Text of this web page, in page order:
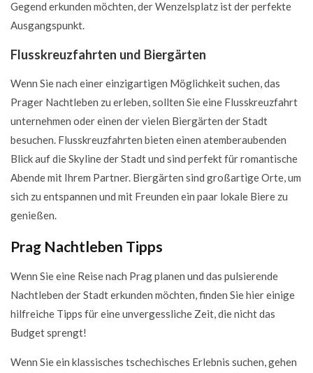
Gegend erkunden möchten, der Wenzelsplatz ist der perfekte
Ausgangspunkt.
Flusskreuzfahrten und Biergärten
Wenn Sie nach einer einzigartigen Möglichkeit suchen, das
Prager Nachtleben zu erleben, sollten Sie eine Flusskreuzfahrt
unternehmen oder einen der vielen Biergärten der Stadt
besuchen. Flusskreuzfahrten bieten einen atemberaubenden
Blick auf die Skyline der Stadt und sind perfekt für romantische
Abende mit Ihrem Partner. Biergärten sind großartige Orte, um
sich zu entspannen und mit Freunden ein paar lokale Biere zu
genießen.
Prag Nachtleben Tipps
Wenn Sie eine Reise nach Prag planen und das pulsierende
Nachtleben der Stadt erkunden möchten, finden Sie hier einige
hilfreiche Tipps für eine unvergessliche Zeit, die nicht das
Budget sprengt!
Wenn Sie ein klassisches tschechisches Erlebnis suchen, gehen